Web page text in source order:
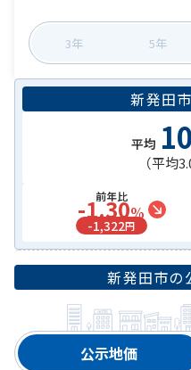
3年 5年
新発田市
平均
（平均
前年比
-1.30%
-1,322円
新発田市の
公示地価